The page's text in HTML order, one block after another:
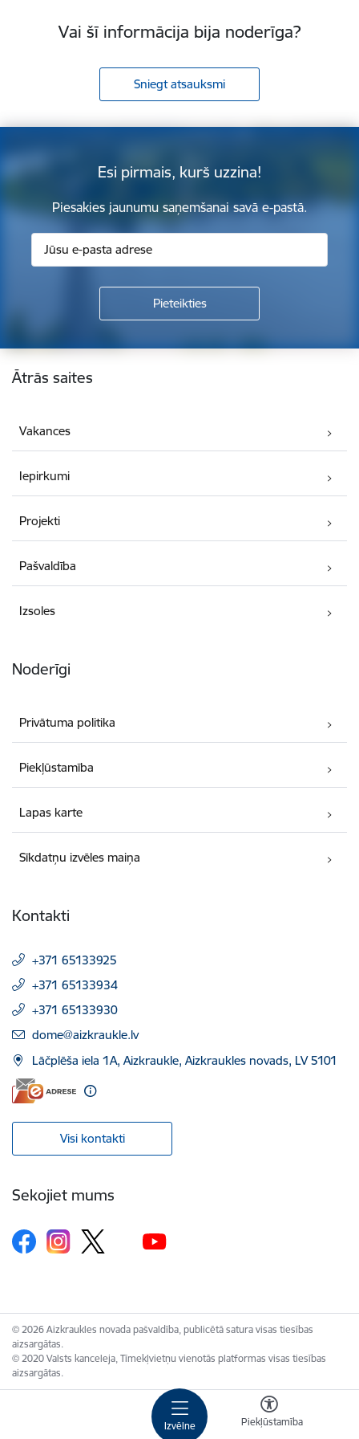
Izvēlne Piekļūstamība
Vai šī informācija bija noderīga?
Sniegt atsauksmi
Esi pirmais, kurš uzzina!
Piesakies jaunumu saņemšanai savā e-pastā.
Kājene
Ātrās saites
Vakances
Iepirkumi
Projekti
Pašvaldība
Izsoles
Noderīgi
Privātuma politika
Piekļūstamība
Lapas karte
Sīkdatņu izvēles maiņa
Kontakti
+371 65133925
+371 65133934
+371 65133930
E-pasts:
dome@aizkraukle.lv
Lāčplēša iela 1A, Aizkraukle, Aizkraukles novads, LV 5101
Visi kontakti
Sekojiet mums
© 2026 Aizkraukles novada pašvaldība, publicētā satura visas tiesības
aizsargātas.
© 2020 Valsts kanceleja, Tīmekļvietņu vienotās platformas visas tiesības
aizsargātas.